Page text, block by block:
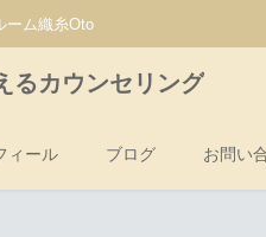
ム織糸Oto
るカウンセリング
ィール ブログ お問い